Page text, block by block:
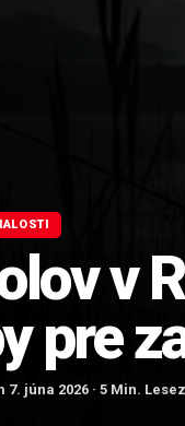
v
pre
júna 2026 · 5 Min.